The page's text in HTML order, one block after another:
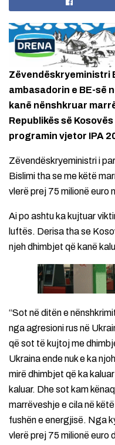
Zëvendëskryeministri
ambasadorin e BE-së
kanë nënshkruar
Republikës së
programin vjetor IPA
Zëvendëskryeministri i
Bislimi tha se me këtë
vlerë prej 75 milionë euro
Ai po ashtu ka kujtuar
luftës. Derisa tha se
njeh dhimbjet që kanë
“Sot në ditën e
nga agresioni rus në
që sot të kujtoj me
Ukraina ende nuk e ka
mirë dhimbjet që ka
kaluar. Dhe sot kam
marrëveshje e cila në
fushën e energjisë. Nga
vlerë prej 75 milionë euro